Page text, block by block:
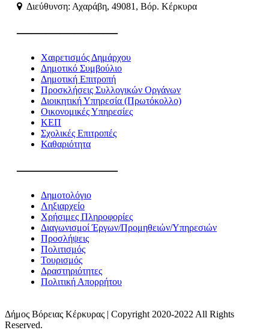
Διεύθυνση: Αχαράβη, 49081, Βόρ. Κέρκυρα
———————
Χαιρετισμός Δημάρχου
Δημοτικό Συμβούλιο
Δημοτική Επιτροπή
Προσκλήσεις Συλλογικών Οργάνων
Διοικητική Υπηρεσία (Πρωτόκολλο)
Οικονομικές Υπηρεσίες
ΚΕΠ
Σχολικές Επιτροπές
Καθαριότητα
———————
Δημοτολόγιο
Ληξιαρχείο
Χρήσιμες Πληροφορίες
Διαγωνισμοί Έργων/Προμηθειών/Υπηρεσιών
Προσλήψεις
Πολιτισμός
Τουρισμός
Δραστηριότητες
Πολιτική Απορρήτου
Δήμος Βόρειας Κέρκυρας | Copyright 2020-2022 All Rights
Reserved.